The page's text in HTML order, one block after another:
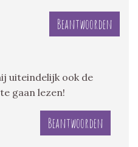
Beantwoorden
uiteindelijk ook de
gaan lezen!
Beantwoorden